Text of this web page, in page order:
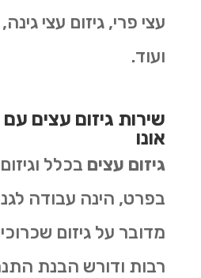
עצי פרי, גיזום עצי גינה,
ועוד.
שירות גיזום עצים
אונו
גיזום עצים בכלל
בפרט, הינה עבודה
מדובר על גיזום
רבות ודורש הבנת